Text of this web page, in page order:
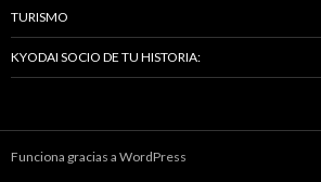
TURISMO
KYODAI SOCIO DE TU HISTORIA:
Funciona gracias a WordPress